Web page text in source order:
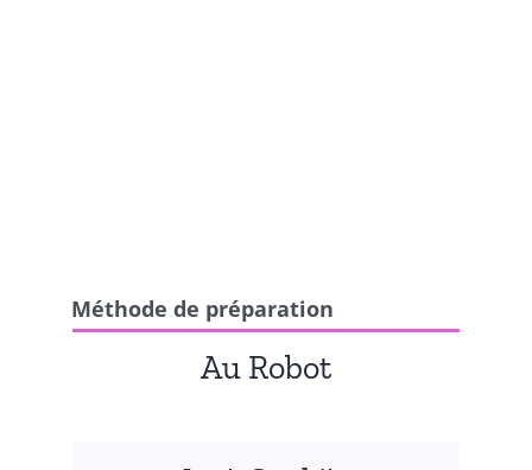
Méthode de préparation
Au Robot